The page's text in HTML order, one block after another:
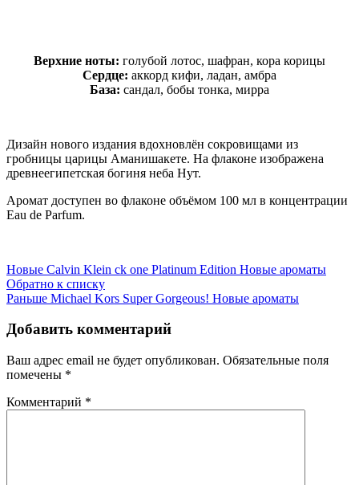
Верхние ноты: голубой лотос, шафран, кора корицы
Сердце: аккорд кифи, ладан, амбра
База: сандал, бобы тонка, мирра
Дизайн нового издания вдохновлён сокровищами из
гробницы царицы Аманишакете. На флаконе изображена
древнеегипетская богиня неба Нут.
Аромат доступен во флаконе объёмом 100 мл в концентрации
Eau de Parfum.
Новые Calvin Klein ck one Platinum Edition Новые ароматы
Обратно к списку
Раньше Michael Kors Super Gorgeous! Новые ароматы
Добавить комментарий
Ваш адрес email не будет опубликован. Обязательные поля
помечены *
Комментарий *